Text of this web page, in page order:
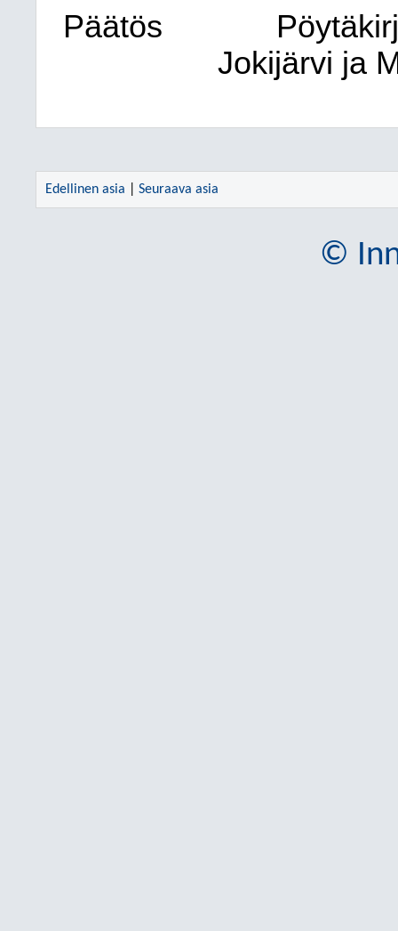
Päätös
Jokijärvi ja
Edellinen asia Seuraava asia
©